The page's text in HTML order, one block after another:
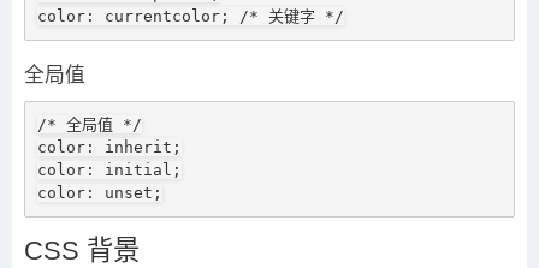
color: currentcolor; /* 关键字 */
全局值
/* 全局值 */
color: inherit;
color: initial;
color: unset;
CSS 背景